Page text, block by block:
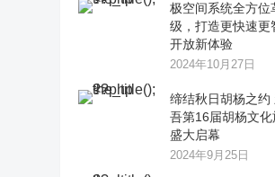
极空间系统全方位
级，打造更快速更
开放新体验
2024年10月27日
缔结秋日胡杨之约
吾第16届胡杨文
盛大启幕
2024年9月25日